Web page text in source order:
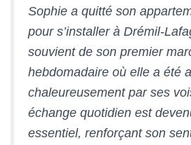
Sophie a quitté son
pour s’installer à Drémil-
souvient de son premier
hebdomadaire où elle a été
chaleureusement par ses
échange quotidien est
essentiel, renforçant son